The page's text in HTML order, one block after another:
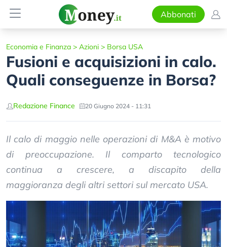
Abbonati
Economia e Finanza > Azioni > Borsa USA
Fusioni e acquisizioni in calo.
Quali conseguenze in Borsa?
Redazione Finance 20 Giugno 2024 - 11:31
Il calo di maggio nelle operazioni di M&A è motivo
di preoccupazione. Il comparto tecnologico
continua a crescere, a discapito della
maggioranza degli altri settori sul mercato USA.